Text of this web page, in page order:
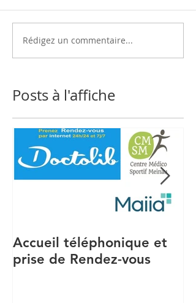
Rédigez un commentaire...
Posts à l'affiche
Accueil téléphonique et
prise de Rendez-vous